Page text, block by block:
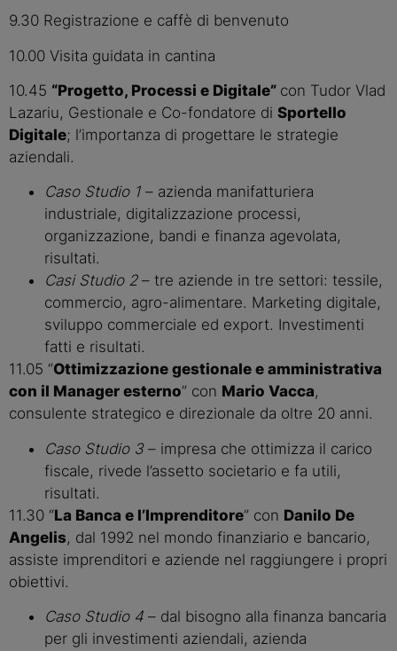
9.30 Registrazione e caffè di benvenuto
10.00 Visita guidata in cantina
10.45 “Progetto, Processi e Digitale” con Tudor Vlad
Lazariu, Gestionale e Co-fondatore di Sportello
Digitale; l’importanza di progettare le strategie
aziendali.
Caso Studio 1 – azienda manifatturiera
industriale, digitalizzazione processi,
organizzazione, bandi e finanza agevolata,
risultati.
Casi Studio 2– tre aziende in tre settori: tessile,
commercio, agro-alimentare. Marketing digitale,
sviluppo commerciale ed export. Investimenti
fatti e risultati.
11.05 “Ottimizzazione gestionale e amministrativa
con il Manager esterno” con Mario Vacca,
consulente strategico e direzionale da oltre 20 anni.
Caso Studio 3– impresa che ottimizza il carico
fiscale, rivede l’assetto societario e fa utili,
risultati.
11.30 “La Banca e l’Imprenditore” con Danilo De
Angelis, dal 1992 nel mondo finanziario e bancario,
assiste imprenditori e aziende nel raggiungere i propri
obiettivi.
Caso Studio 4 – dal bisogno alla finanza bancaria
per gli investimenti aziendali, azienda